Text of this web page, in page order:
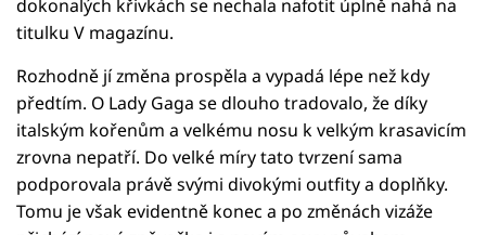
dokonalých křivkách se nechala nafotit úplně nahá na
titulku V magazínu.
Rozhodně jí změna prospěla a vypadá lépe než kdy
předtím. O Lady Gaga se dlouho tradovalo, že díky
italským kořenům a velkému nosu k velkým krasavicím
zrovna nepatří. Do velké míry tato tvrzení sama
podporovala právě svými divokými outfity a doplňky.
Tomu je však evidentně konec a po změnách vizáže